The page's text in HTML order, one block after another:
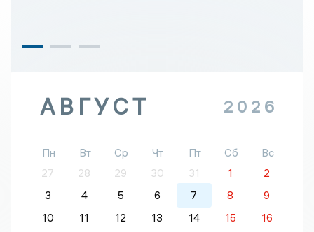
АВГУСТ 2026
Пн Вт Ср Чт Пт Сб
Вс
27
28 29 30 31 1
2
3
4 5 6 7 8
9
10
11 12 13 14 15
16